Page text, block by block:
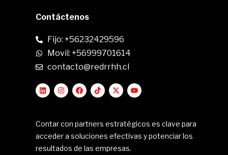
Contáctenos
Fijo: +56232429596
Movil: +56999701614
contacto@redrrhh.cl
Contar con partners estratégicos es clave para
acceder a soluciones efectivas y potenciar los
resultados de las empresas.